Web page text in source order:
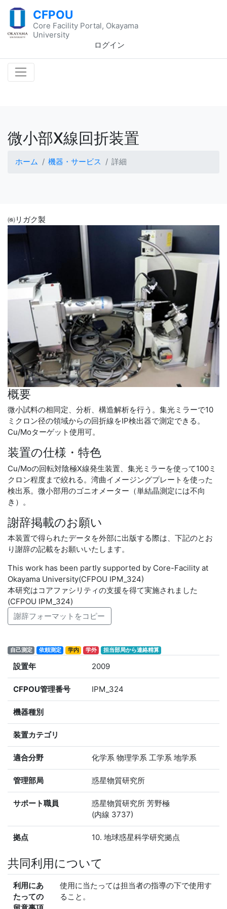
CFPOU
Core Facility Portal, Okayama
University
ログイン
微小部X線回折装置
ホーム 機器・サービス 詳細
㈱リガク製
概要
微小試料の相同定、分析、構造解析を行う。集光ミラーで10
ミクロン径の領域からの回折線をIP検出器で測定できる。
Cu/Moターゲット使用可。
装置の仕様・特色
Cu/Moの回転対陰極X線発生装置、集光ミラーを使って100ミ
クロン程度まで絞れる。湾曲イメージングプレートを使った
検出系。微小部用のゴニオメーター（単結晶測定には不向
き）。
謝辞掲載のお願い
本装置で得られたデータを外部に出版する際は、下記のとお
り謝辞の記載をお願いいたします。
This work has been partly supported by Core-Facility at
Okayama University(CFPOU IPM_324)
本研究はコアファシリティの支援を得て実施されました
(CFPOU IPM_324)
謝辞フォーマットをコピー
自己測定 依頼測定 学内 学外 担当部局から連絡精算
設置年 2009
CFPOU管理番号 IPM_324
機器種別
装置カテゴリ
適合分野 化学系 物理学系 工学系 地学系
管理部局 惑星物質研究所
サポート職員
惑星物質研究所 芳野極
(内線 3737)
拠点 10. 地球惑星科学研究拠点
共同利用について
利用にあ
たっての
使用に当たっては担当者の指導の下で使用す
ること。